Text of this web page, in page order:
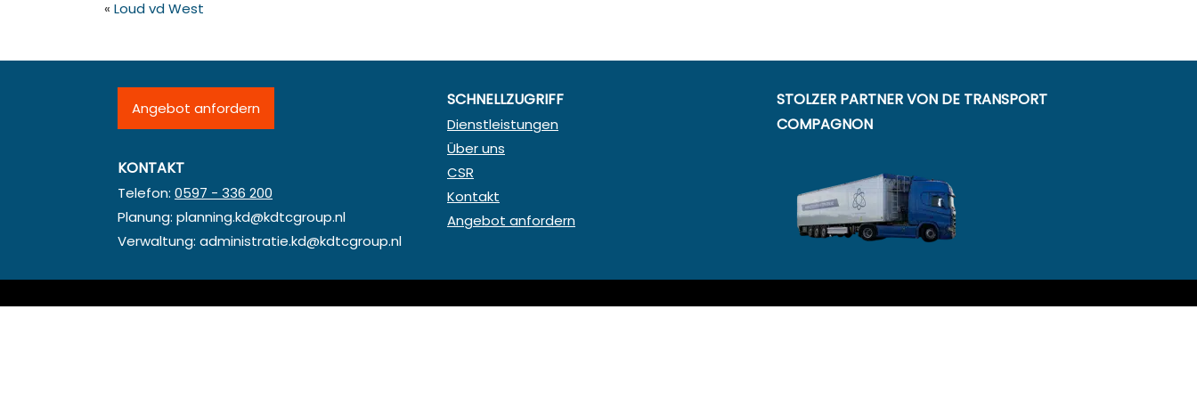
« Loud vd West
Angebot anfordern
KONTAKT
Telefon: 0597 - 336 200
Planung: planning.kd@kdtcgroup.nl
Verwaltung: administratie.kd@kdtcgroup.nl
SCHNELLZUGRIFF
Dienstleistungen
Über uns
CSR
Kontakt
Angebot anfordern
STOLZER PARTNER VON DE TRANSPORT
COMPAGNON